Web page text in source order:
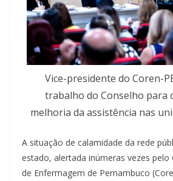
Vice-presidente do Coren-
trabalho do Conselho para
melhoria da assistência nas
A situação de calamidade da rede
estado, alertada inúmeras vezes pelo
de Enfermagem de Pernambuco